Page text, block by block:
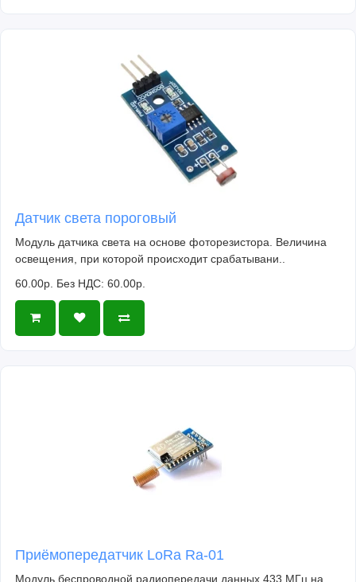
Датчик света пороговый
Модуль датчика света на основе фоторезистора. Величина
освещения, при которой происходит срабатывани..
60.00р. Без НДС: 60.00р.
Приёмопередатчик LoRa Ra-01
Модуль беспроводной радиопередачи данных 433 МГц на